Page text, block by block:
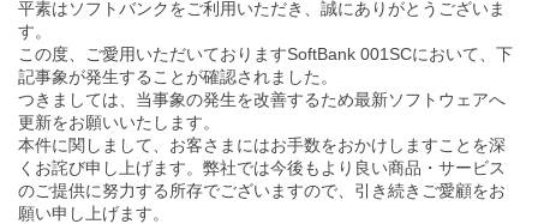
平素はソフトバンクをご利用いただき、誠にありがとうございま
す。
この度、ご愛用いただいておりますSoftBank 001SCにおいて、下
記事象が発生することが確認されました。
つきましては、当事象の発生を改善するため最新ソフトウェアへ
更新をお願いいたします。
本件に関しまして、お客さまにはお手数をおかけしますことを深
くお詫び申し上げます。弊社では今後もより良い商品・サービス
のご提供に努力する所存でございますので、引き続きご愛顧をお
願い申し上げます。